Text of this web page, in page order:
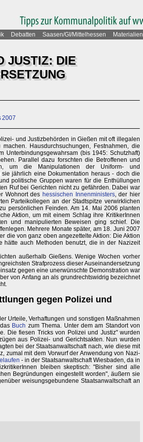
Debatten Saasen/GI/Mittelhessen Materialien
JUSTIZ: DIE
2007
und Justizbehörden in Gießen mit oft illegalen
Hausdurchsuchungen, Festnahmen, die
Unterbindungsgewahrsam (bis 1945: Schutzhaft)
Parallel dazu forschten die Betroffenen und
um die Manipulationen der Uniform- und
jährlich eine Dokumentation heraus - doch die
politische Gruppen waren für die Enthüllungen
Ruf bei Gerichten nicht zu gefährden. Dabei war
Wohnort des hessischen Innenministers, der hier
Parteikollegen an der Stadtspitze verwirklichen
persönlichen Feinden. Am 14. Mai 2006 planten
Aktion, um mit einem Schlag ihre KritikerInnen
und manipulierten Beweisen ging schief. Die
Mehrere Monate später, am 18. Juni 2007
die von ganz oben angezettelte Aktion: Die Aktion
hätte auch Methoden benutzt, die in der Nazizeit
außerhalb Gießens. Wenige Wochen vorher
Strafprozess dieser Auseinandersetzung
gegen eine unerwünschte Demonstration war
von Anfang an als grundrechtswidrig bezeichnet
gegen Polizei und
Urteile, Verhaftungen und sonstigen Maßnahmen
Buch zum Thema. Unter dem am Standort von
Die fiesen Tricks von Polizei und Justiz" wurden
aus Polizei- und Gerichtsakten. Nun wurden
bei der Staatsanwaltschaft nach, wie diese mit
zumal mit dem Vorwurf der Anwendung von Nazi-
- in der Staatsanwaltschaft Wiesbaden, da in
bleiben skeptisch: "Bisher sind alle
Begründungen eingestellt worden", äußern sie
weisungsgebundene Staatsanwaltschaft an